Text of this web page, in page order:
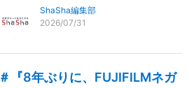
ShaSha編集部
2026/07/31
＃『8年ぶりに、FUJIFILMネガ